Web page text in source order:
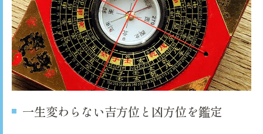
一生変わらない吉方位と凶方位を鑑定